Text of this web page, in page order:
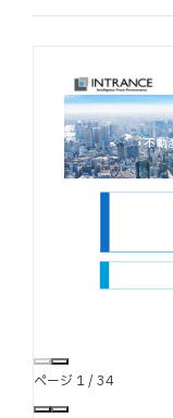
サステナビリティ
お知らせ
お問い合わせ
ページ 1/34